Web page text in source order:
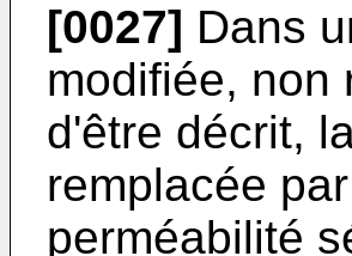
[0027] Dans
modifiée, non
d'être décrit,
remplacée
perméabilité